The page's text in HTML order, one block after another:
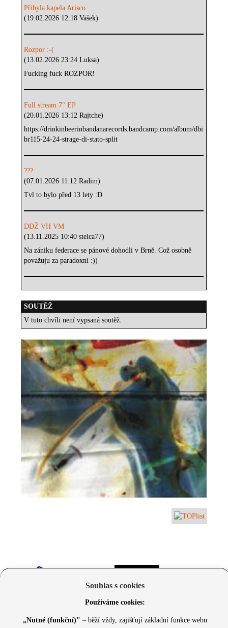
Přibyla kapela Arisco
(19.02.2026 12:18 Vašek)
Rozpor :-(
(13.02.2026 23:24 Luksa)
Fucking fuck ROZPOR!
Full stream 7" EP
(20.01.2026 13:12 Rajtche)
https://drinkinbeerinbandanarecords.bandcamp.com/album/dbi
br115-24-24-strage-di-stato-split
???
(07.01.2026 11:12 Radim)
Tvl to bylo před 13 lety :D
DDŽ VH VM
(13.11.2025 10:40 stelca77)
Na zániku federace se pánové dohodli v Brně. Což osobně
považuju za paradoxní :))
SOUTĚŽ
V tuto chvíli není vypsaná soutěž.
Souhlas s cookies
Používáme cookies:
„Nutné (funkční)" – běží vždy, zajišťují základní funkce webu